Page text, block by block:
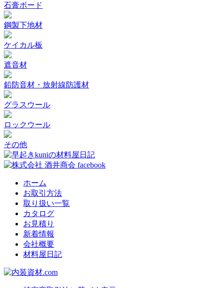
石膏ボード
鋼製下地材
ケイカル板
遮音材
鉛防音材・放射線防護材
グラスウール
ロックウール
その他
ホーム
お取引方法
取り扱い一覧
カタログ
お見積り
新着情報
会社概要
材料屋日記